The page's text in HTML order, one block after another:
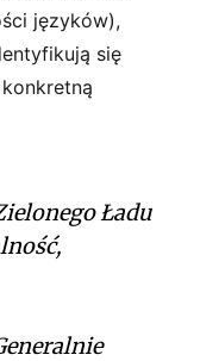
języków),
się
Ładu